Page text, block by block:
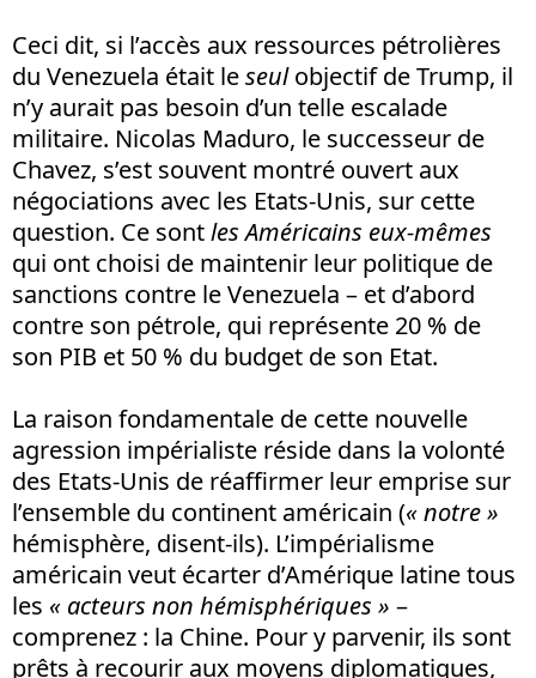
Ceci dit, si l’accès aux ressources pétrolières
du Venezuela était leseulobjectif de Trump, il
n’y aurait pas besoin d’un telle escalade
militaire. Nicolas Maduro, le successeur de
Chavez, s’est souvent montré ouvert aux
négociations avec les Etats-Unis, sur cette
question. Ce sontles Américains eux-mêmes
qui ont choisi de maintenir leur politique de
sanctions contre le Venezuela – et d’abord
contre son pétrole, qui représente 20 % de
son PIB et 50 % du budget de son Etat.
La raison fondamentale de cette nouvelle
agression impérialiste réside dans la volonté
des Etats-Unis de réaffirmer leur emprise sur
l’ensemble du continent américain (« notre »
hémisphère, disent-ils). L’impérialisme
américain veut écarter d’Amérique latine tous
les « acteurs non hémisphériques » –
comprenez : la Chine. Pour y parvenir, ils sont
prêts à recourir aux moyens diplomatiques,